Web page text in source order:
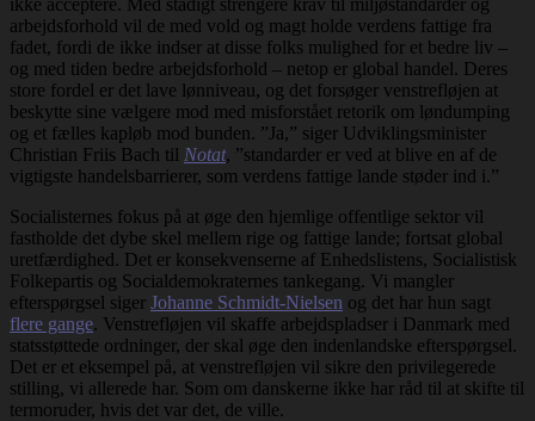
arbejdsforhold vil de med vold og magt holde verdens fattige fra
fadet, fordi de ikke indser at disse folks mulighed for et bedre liv –
og med tiden bedre arbejdsforhold – netop er global handel. Deres
store fordel er det lave lønniveau, og det forsøger venstrefløjen at
beskytte sine vælgere mod med misforstået retorik om løndumping
og et fælles kapløb mod bunden. ”Ja,” siger Udviklingsminister
Christian Friis Bach til Notat, ”standarder er ved at blive en af de
vigtigste handelsbarrierer, som verdens fattige lande støder ind i.”
Socialisternes fokus på at øge den hjemlige offentlige sektor vil
fastholde det dybe skel mellem rige og fattige lande; fortsat global
uretfærdighed. Det er konsekvenserne af Enhedslistens, Socialistisk
Folkepartis og Socialdemokraternes tankegang. Vi mangler
efterspørgsel siger Johanne Schmidt-Nielsen og det har hun sagt
flere gange. Venstrefløjen vil skaffe arbejdspladser i Danmark med
statsstøttede ordninger, der skal øge den indenlandske efterspørgsel.
Det er et eksempel på, at venstrefløjen vil sikre den privilegerede
stilling, vi allerede har. Som om danskerne ikke har råd til at skifte til
termoruder, hvis det var det, de ville.